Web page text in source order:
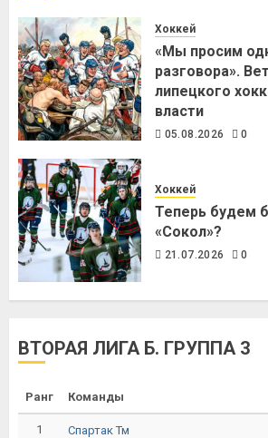
Хоккей
«Мы просим
разговора».
липецкого
власти
05.08.2026 0
Хоккей
Теперь будем
«Сокол»?
21.07.2026 0
ВТОРАЯ ЛИГА Б. ГРУППА 3
Ранг Команды
1 Спартак Тм